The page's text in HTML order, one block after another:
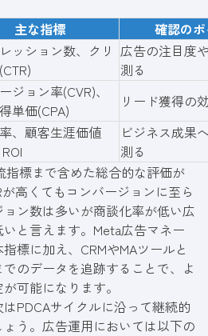
主な指標
確認の
ッション数、クリ 広告の注目度
測る
ジョン率(CVR)、
単価(CPA)
リード獲得の
、顧客生涯価値
ビジネス成果
測る
指標まで含めた総合的な評価が
高くてもコンバージョンに至ら
ン数は多いが商談化率が低い広
と言えます。Meta広告マネー
標に加え、CRMやMAツールと
のデータを追跡することで、よ
可能になります。
PDCAサイクルに沿って継続的
う。広告運用においては以下の